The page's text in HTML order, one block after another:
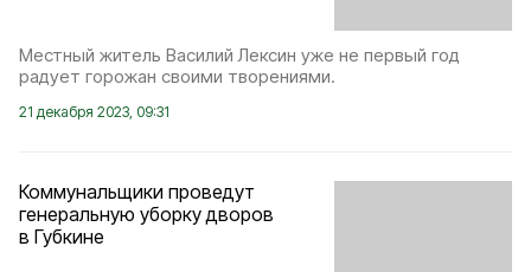
Местный житель Василий Лексин уже не первый год
радует горожан своими творениями.
21 декабря 2023, 09:31
Коммунальщики проведут
генеральную уборку дворов
в Губкине